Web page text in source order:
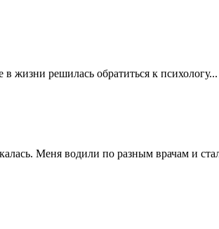
жизни решилась обратиться к
Меня водили по разным врачам и